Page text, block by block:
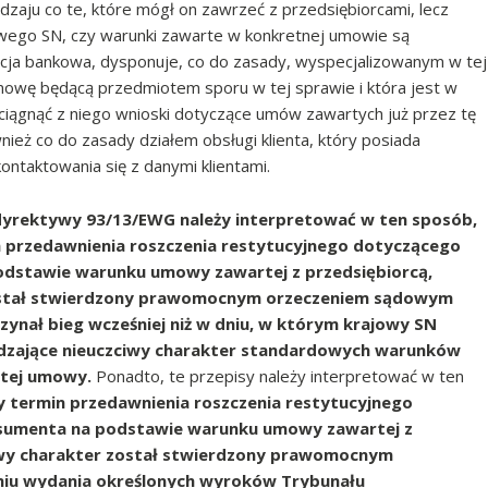
co te, które mógł on zawrzeć z przedsiębiorcami, lecz
SN, czy warunki zawarte w konkretnej umowie są
bankowa, dysponuje, co do zasady, wyspecjalizowanym w tej
będącą przedmiotem sporu w tej sprawie i która jest w
z niego wnioski dotyczące umów zawartych już przez tę
co do zasady działem obsługi klienta, który posiada
się z danymi klientami.
93/13/EWG należy interpretować w ten sposób,
roszczenia restytucyjnego dotyczącego
warunku umowy zawartej z przedsiębiorcą,
stwierdzony prawomocnym orzeczeniem sądowym
bieg wcześniej niż w dniu, w którym krajowy SN
nieuczciwy charakter standardowych warunków
umowy. Ponadto, te przepisy należy interpretować w ten
termin przedawnienia roszczenia restytucyjnego
na podstawie warunku umowy zawartej z
charakter został stwierdzony prawomocnym
wydania określonych wyroków Trybunału